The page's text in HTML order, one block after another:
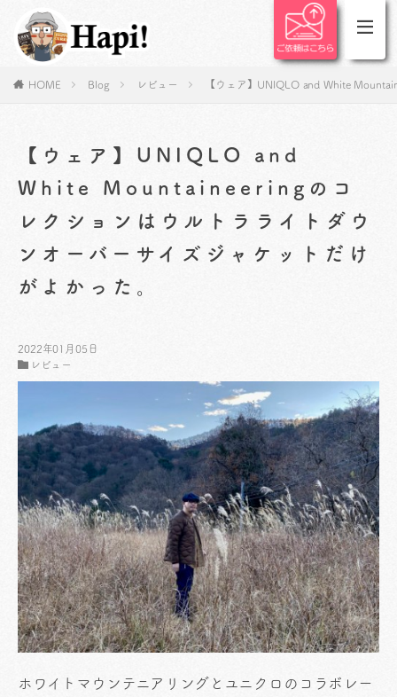
HOME Blog レビュー 【ウェア】UNIQLO and White
【ウェア】UNIQLO and
White Mountaineeringのコ
レクションはウルトラライトダウ
ンオーバーサイズジャケットだけ
がよかった。
2022年01月05日
レビュー
ホワイトマウンテニアリングとユニクロのコラボレー